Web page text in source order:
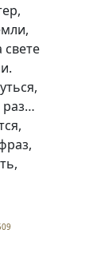
свете
раз…